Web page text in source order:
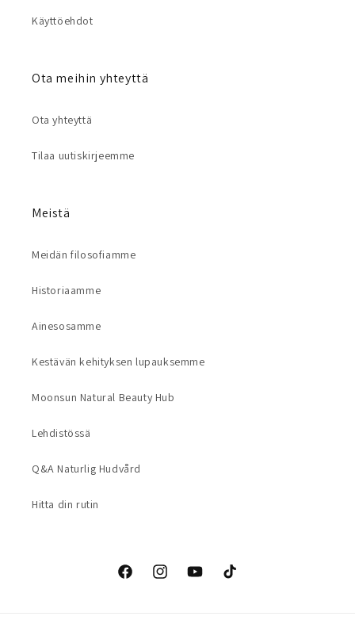
Käyttöehdot
Ota meihin yhteyttä
Ota yhteyttä
Tilaa uutiskirjeemme
Meistä
Meidän filosofiamme
Historiaamme
Ainesosamme
Kestävän kehityksen lupauksemme
Moonsun Natural Beauty Hub
Lehdistössä
Q&A Naturlig Hudvård
Hitta din rutin
FacebookInstagramYouTubeTikTok